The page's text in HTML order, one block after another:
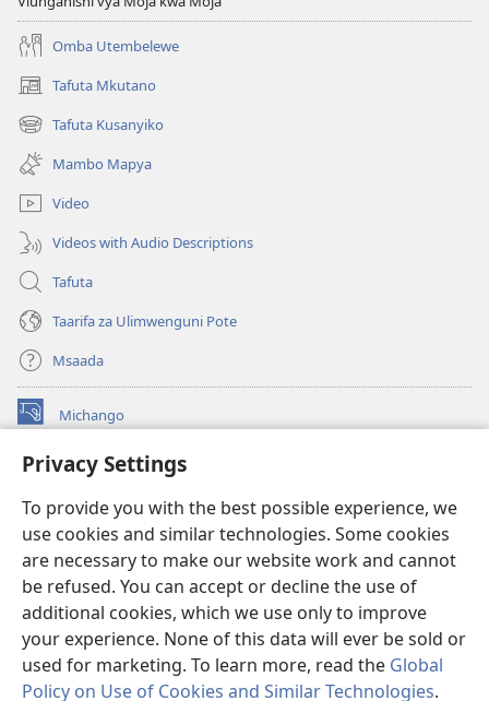
Privacy Settings
To provide you with the best possible experience, we
use cookies and similar technologies. Some cookies
are necessary to make our website work and cannot
be refused. You can accept or decline the use of
additional cookies, which we use only to improve
your experience. None of this data will ever be sold or
used for marketing. To learn more, read the Global
Policy on Use of Cookies and Similar Technologies.
Omba Utembelewe
Tafuta Mkutano
(opens
new
window)
Tafuta Kusanyiko
(opens
new
window)
Mambo Mapya
Video
Videos with Audio Descriptions
Tafuta
Taarifa za Ulimwenguni Pote
Msaada
Michango
(opens
window)Watchtower MAKTABA KWENYE MTANDAO™
new
window)JW Hub ®
(opens
new
window)
®
Watchtower Library